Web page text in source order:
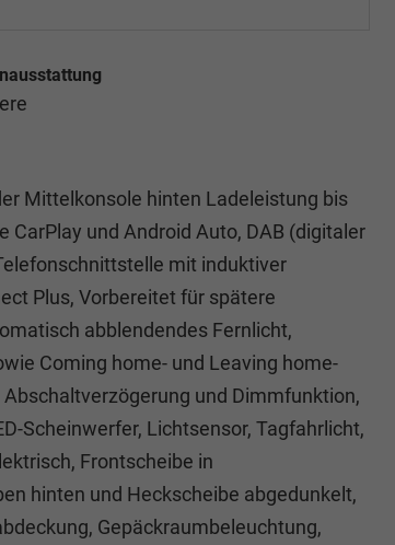
Mittelkonsole hinten Ladeleistung bis
CarPlay und Android Auto, DAB (digitaler
mit induktiver
Plus, Vorbereitet für spätere
abblendendes Fernlicht,
Coming home- und Leaving home-
und Dimmfunktion,
Scheinwerfer, Lichtsensor, Tagfahrlicht,
Frontscheibe in
hinten und Heckscheibe abgedunkelt,
Gepäckraumbeleuchtung,